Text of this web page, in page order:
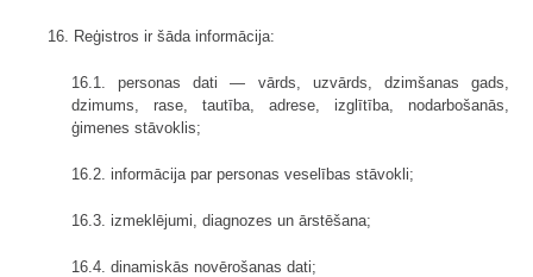
16. Reģistros ir šāda informācija:
16.1. personas dati — vārds, uzvārds, dzimšanas gads,
dzimums, rase, tautība, adrese, izglītība, nodarbošanās,
ģimenes stāvoklis;
16.2. informācija par personas veselības stāvokli;
16.3. izmeklējumi, diagnozes un ārstēšana;
16.4. dinamiskās novērošanas dati;